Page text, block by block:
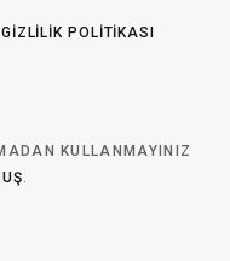
GIZLILIK POLITIKASI
KULLANMAYINIZ
.